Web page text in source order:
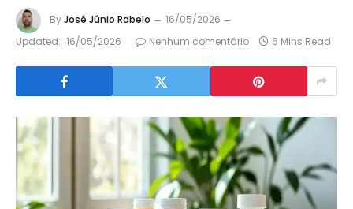
ByJosé Júnio Rabelo
16/05/2026
Updated: 16/05/2026 Nenhum comentário 6 Mins Read